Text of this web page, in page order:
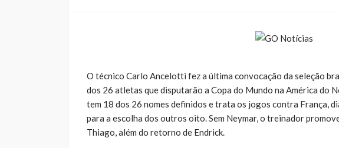
O técnico Carlo Ancelotti fez a última convocação da seleção
dos 26 atletas que disputarão a Copa do Mundo na América do
tem 18 dos 26 nomes definidos e trata os jogos contra França,
para a escolha dos outros oito. Sem Neymar, o treinador
Thiago, além do retorno de Endrick.